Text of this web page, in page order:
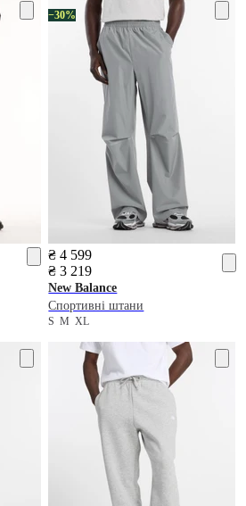
−30%
₴ 4 599
₴ 3 219
New Balance
Спортивні штани
SMXL